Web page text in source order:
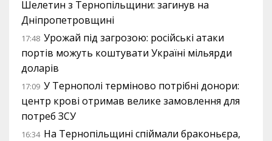
Шелетин з Тернопільщини: загинув на
Дніпропетровщині
17:48 Урожай під загрозою: російські атаки
портів можуть коштувати Україні мільярди
доларів
17:09 У Тернополі терміново потрібні донори:
центр крові отримав велике замовлення для
потреб ЗСУ
16:34 На Тернопільщині спіймали браконьєра,